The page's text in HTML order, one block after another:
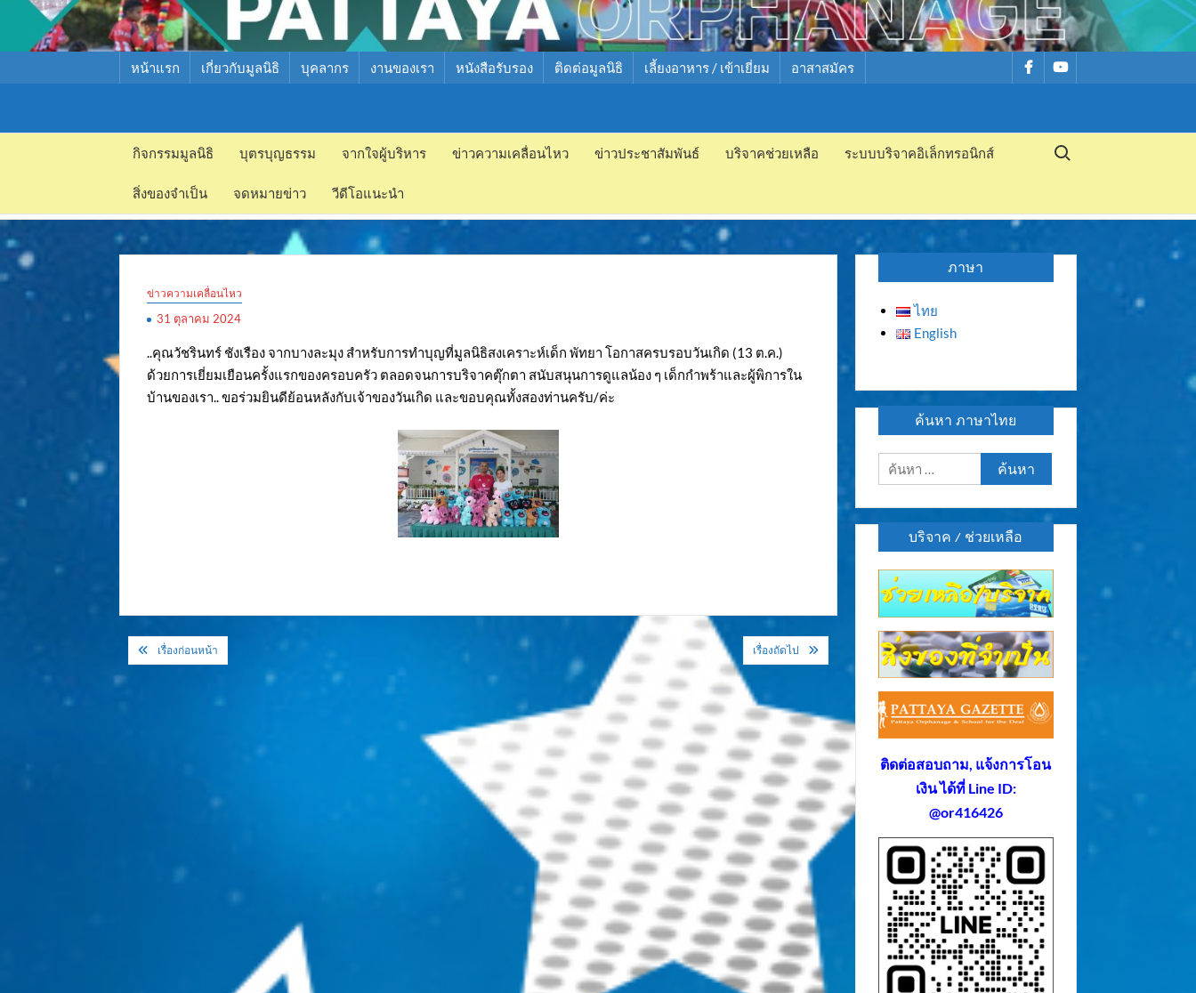
หน้าแรก เกี่ยวกับมูลนิธิ บุคลากร งานของเรา หนังสือรับรอง ติดต่อมูลนิธิ เลี้ยงอาหาร / เข้าเยี่ยม อาสาสมัคร รายการรายการ
มูลนิธิ
สงเคราะห์
เด็ก พัทยา
กิจกรรมมูลนิธิ บุตรบุญธรรม จากใจผู้บริหาร ข่าวความเคลื่อนไหว ข่าวประชาสัมพันธ์ บริจาคช่วยเหลือ ระบบบริจาคอิเล็กทรอนิกส์
สิ่งของจำเป็น จดหมายข่าว วีดีโอแนะนำ
Search for:
ข่าวความเคลื่อนไหว
31 ตุลาคม 2024
..คุณวัชรินทร์ ชังเรือง จากบางละมุง สำหรับการทำบุญที่มูลนิธิสงเคราะห์เด็ก พัทยา โอกาสครบรอบวันเกิด (13 ต.ค.)
ด้วยการเยี่ยมเยือนครั้งแรกของครอบครัว ตลอดจนการบริจาคตุ๊กตา สนับสนุนการดูแลน้อง ๆ เด็กกำพร้าและผู้พิการใน
บ้านของเรา.. ขอร่วมยินดีย้อนหลังกับเจ้าของวันเกิด และขอบคุณทั้งสองท่านครับ/ค่ะ
แนะแนว
เรื่อง
เรื่องก่อนหน้า เรื่องถัดไป
ภาษา
ไทย
English
ค้นหา ภาษาไทย
ค้นหา
สำหรับ:
บริจาค / ช่วยเหลือ
ติดต่อสอบถาม, แจ้งการโอน
เงิน ได้ที่ Line ID:
@or416426